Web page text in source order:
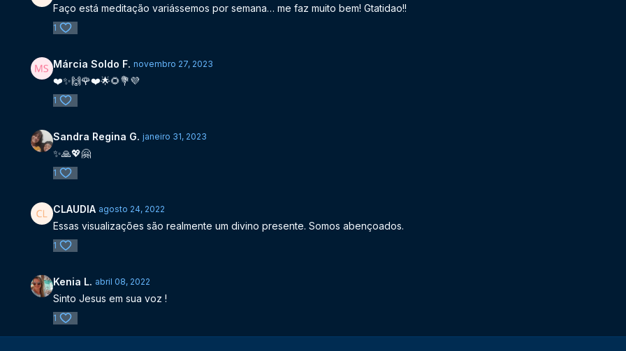
Faço está meditação variássemos por semana… me faz muito bem! Gtatidao!!
1
Márcia Soldo F. novembro 27, 2023
❤️✨🙌🌹❤️🌟🌻💐💜
1
Sandra Regina G. janeiro 31, 2023
✨🙏💖🤗
1
CLAUDIA agosto 24, 2022
Essas visualizações são realmente um divino presente. Somos abençoados.
1
Kenia L. abril 08, 2022
Sinto Jesus em sua voz !
1